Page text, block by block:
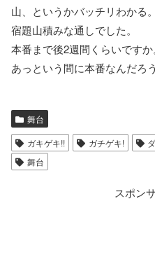
山、というかバッチリわかる。
宿題山積みな通しでした。
本番まで後2週間くらいですか
あっという間に本番なんだろ
舞台
ガキゲキ!! ガチゲキ!
舞台
スポン